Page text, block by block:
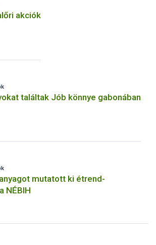
akciók
találtak Jób könnye gabonában
mutatott ki étrend-
NÉBIH